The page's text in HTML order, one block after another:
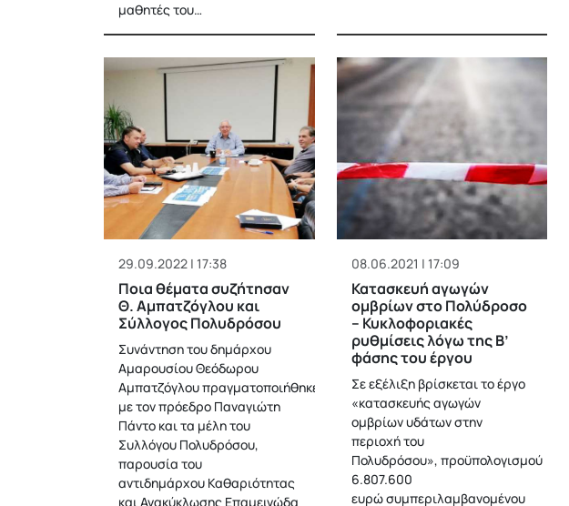
μαθητές του…
29.09.2022 | 17:38
Ποια θέματα συζήτησαν
Θ. Αμπατζόγλου και
Σύλλογος Πολυδρόσου
Συνάντηση του δημάρχου
Αμαρουσίου Θεόδωρου
Αμπατζόγλου πραγματοποιήθηκε
με τον πρόεδρο Παναγιώτη
Πάντο και τα μέλη του
Συλλόγου Πολυδρόσου,
παρουσία του
αντιδημάρχου Καθαριότητας
και Ανακύκλωσης Επαμεινώδα
08.06.2021 | 17:09
Κατασκευή αγωγών
ομβρίων στο Πολύδροσο
– Κυκλοφοριακές
ρυθμίσεις λόγω της Β’
φάσης του έργου
Σε εξέλιξη βρίσκεται το έργο
«κατασκευής αγωγών
ομβρίων υδάτων στην
περιοχή του
Πολυδρόσου», προϋπολογισμού
6.807.600
ευρώ συμπεριλαμβανομένου